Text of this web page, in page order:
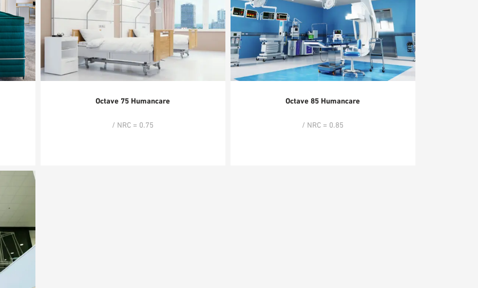
Octave 75 Humancare
/ NRC = 0.75
Octave 85 Humancare
/ NRC = 0.85